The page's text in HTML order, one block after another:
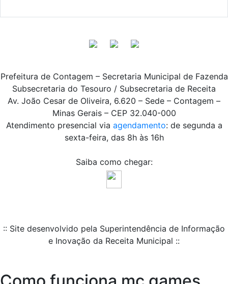
Prefeitura de Contagem – Secretaria Municipal de Fazenda
Subsecretaria do Tesouro / Subsecretaria de Receita
Av. João Cesar de Oliveira, 6.620 – Sede – Contagem –
Minas Gerais – CEP 32.040-000
Atendimento presencial via agendamento: de segunda a
sexta-feira, das 8h às 16h
Saiba como chegar:
:: Site desenvolvido pela Superintendência de Informação
e Inovação da Receita Municipal ::